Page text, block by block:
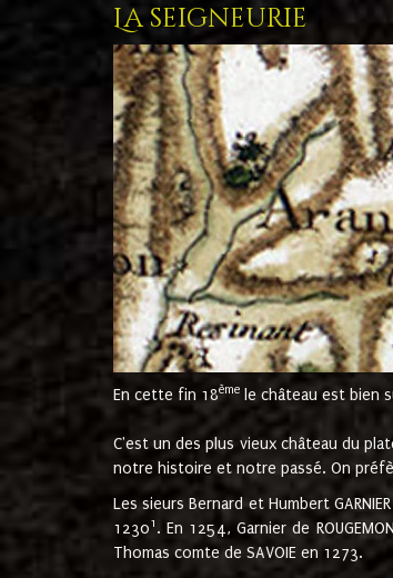
La seigneurie
En cette fin 18ème le château est bien
C'est un des plus vieux château du
notre histoire et notre passé. On
Les sieurs Bernard et Humbert
12301 . En 1254, Garnier de
Thomas comte de SAVOIE en 1273.